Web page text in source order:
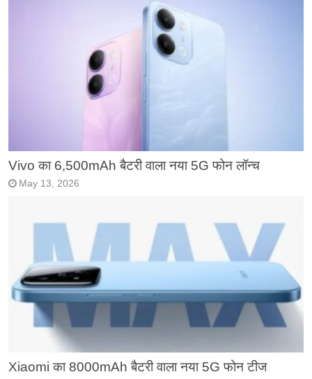
Vivo का 6,500mAh बैटरी वाला नया 5G फोन लॉन्च
May 13, 2026
Xiaomi का 8000mAh बैटरी वाला नया 5G फोन टीज